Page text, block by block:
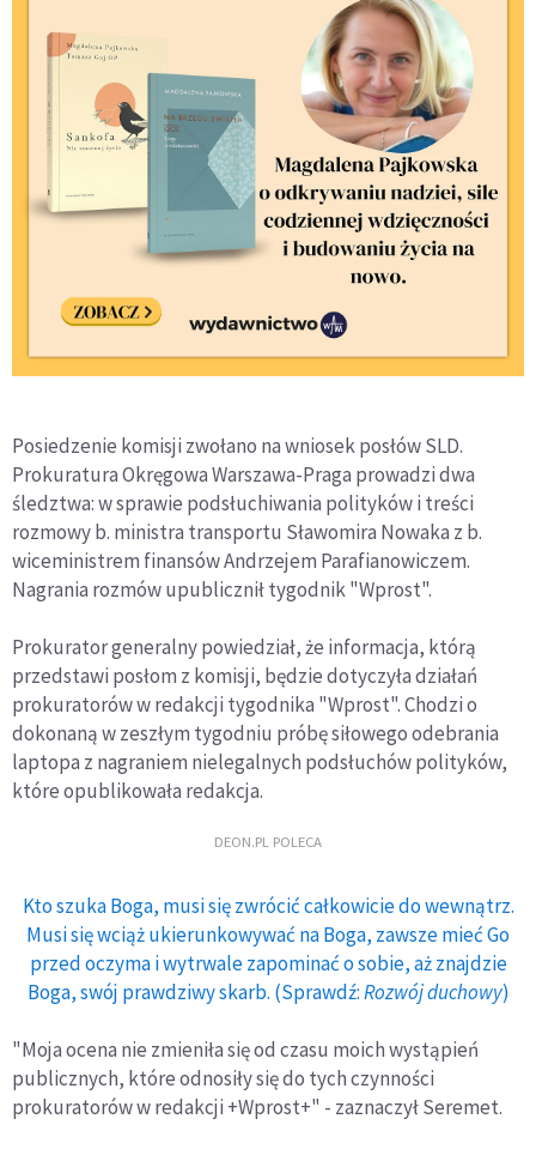
Posiedzenie komisji zwołano na wniosek posłów SLD.
Prokuratura Okręgowa Warszawa-Praga prowadzi dwa
śledztwa: w sprawie podsłuchiwania polityków i treści
rozmowy b. ministra transportu Sławomira Nowaka z b.
wiceministrem finansów Andrzejem Parafianowiczem.
Nagrania rozmów upublicznił tygodnik "Wprost".
Prokurator generalny powiedział, że informacja, którą
przedstawi posłom z komisji, będzie dotyczyła działań
prokuratorów w redakcji tygodnika "Wprost". Chodzi o
dokonaną w zeszłym tygodniu próbę siłowego odebrania
laptopa z nagraniem nielegalnych podsłuchów polityków,
które opublikowała redakcja.
DEON.PL POLECA
Kto szuka Boga, musi się zwrócić całkowicie do wewnątrz.
Musi się wciąż ukierunkowywać na Boga, zawsze mieć Go
przed oczyma i wytrwale zapominać o sobie, aż znajdzie
Boga, swój prawdziwy skarb. (Sprawdź:Rozwój duchowy)
"Moja ocena nie zmieniła się od czasu moich wystąpień
publicznych, które odnosiły się do tych czynności
prokuratorów w redakcji +Wprost+" - zaznaczył Seremet.